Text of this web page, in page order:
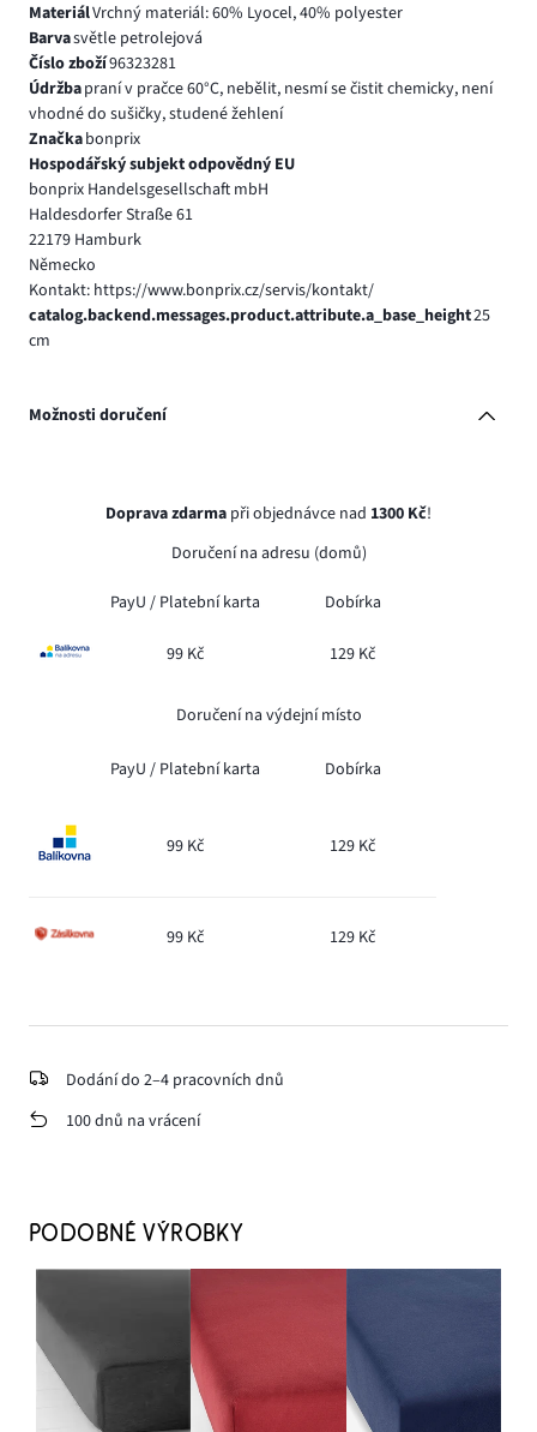
MateriálVrchný materiál: 60% Lyocel, 40% polyester
Barvasvětle petrolejová
Číslo zboží96323281
Údržbapraní v pračce 60°C, nebělit, nesmí se čistit chemicky, není
vhodné do sušičky, studené žehlení
Značkabonprix
Hospodářský subjekt odpovědný EU
bonprix Handelsgesellschaft mbH
Haldesdorfer Straße 61
22179 Hamburk
Německo
Kontakt: https://www.bonprix.cz/servis/kontakt/
catalog.backend.messages.product.attribute.a_base_height25
cm
Možnosti doručení
Doprava zdarma při objednávce nad 1300 Kč!
Doručení na adresu (domů)
PayU / Platební karta Dobírka
99 Kč 129 Kč
Doručení na výdejní místo
PayU / Platební karta Dobírka
99 Kč 129 Kč
99 Kč 129 Kč
Dodání do 2–4 pracovních dnů
100 dnů na vrácení
PODOBNÉ VÝROBKY